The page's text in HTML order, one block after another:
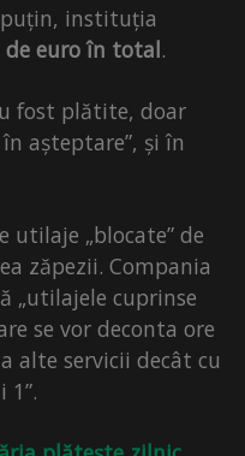
instituția
de euro în total.
fost plătite, doar
așteptare”, și în
utilaje „blocate” de
zăpezii. Compania
„utilajele cuprinse
se vor deconta ore
alte servicii decât cu
1”.